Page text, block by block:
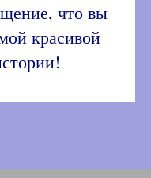
что вы
красивой